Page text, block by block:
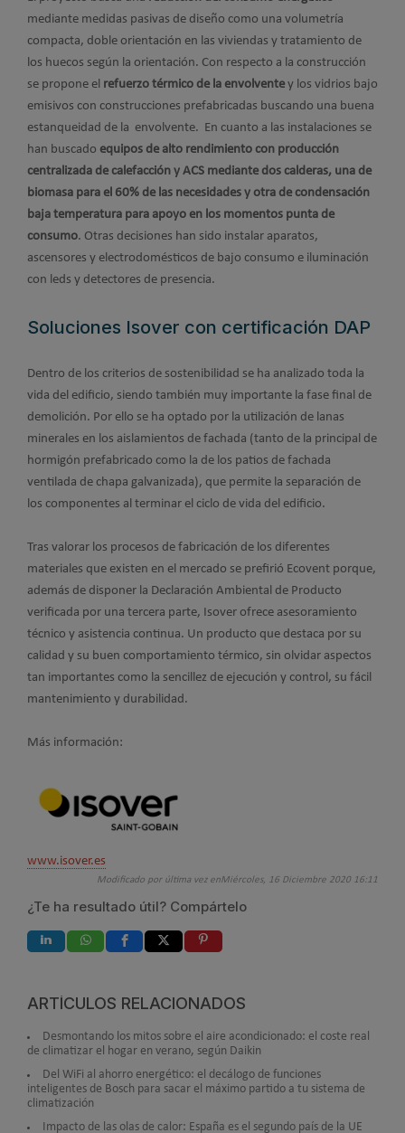
mediante medidas pasivas de diseño como una volumetría
compacta, doble orientación en las viviendas y tratamiento de
los huecos según la orientación. Con respecto a la construcción
se propone el refuerzo térmico de la envolventey los vidrios bajo
emisivos con construcciones prefabricadas buscando una buena
estanqueidad de la envolvente. En cuanto a las instalaciones se
han buscado equipos de alto rendimiento con producción
centralizada de calefacción y ACS mediante dos calderas, una de
biomasa para el 60% de las necesidades y otra de condensación
baja temperatura para apoyo en los momentos punta de
consumo. Otras decisiones han sido instalar aparatos,
ascensores y electrodomésticos de bajo consumo e iluminación
con leds y detectores de presencia.
Soluciones Isover con certificación DAP
Dentro de los criterios de sostenibilidad se ha analizado toda la
vida del edificio, siendo también muy importante la fase final de
demolición. Por ello se ha optado por la utilización de lanas
minerales en los aislamientos de fachada (tanto de la principal de
hormigón prefabricado como la de los patios de fachada
ventilada de chapa galvanizada), que permite la separación de
los componentes al terminar el ciclo de vida del edificio.
Tras valorar los procesos de fabricación de los diferentes
materiales que existen en el mercado se prefirió Ecovent porque,
además de disponer la Declaración Ambiental de Producto
verificada por una tercera parte, Isover ofrece asesoramiento
técnico y asistencia continua. Un producto que destaca por su
calidad y su buen comportamiento térmico, sin olvidar aspectos
tan importantes como la sencillez de ejecución y control, su fácil
mantenimiento y durabilidad.
Más información:
www.isover.es
Modificado por última vez enMiércoles, 16 Diciembre 2020 16:11
¿Te ha resultado útil? Compártelo
ARTÍCULOS RELACIONADOS
Desmontando los mitos sobre el aire acondicionado: el coste real
de climatizar el hogar en verano, según Daikin
Del WiFi al ahorro energético: el decálogo de funciones
inteligentes de Bosch para sacar el máximo partido a tu sistema de
climatización
Impacto de las olas de calor: España es el segundo país de la UE